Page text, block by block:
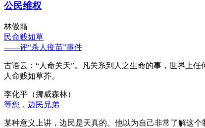
公民维权
林傲霜
民命贱如草
——评“杀人疫苗”事件
古语云：“人命关天”。凡关系到人之生命的事，世界上
人命贱如草芥。
李化平（挪威森林）
等您，边民兄弟
某种意义上讲，边民是天真的。他以为自己非常了解这